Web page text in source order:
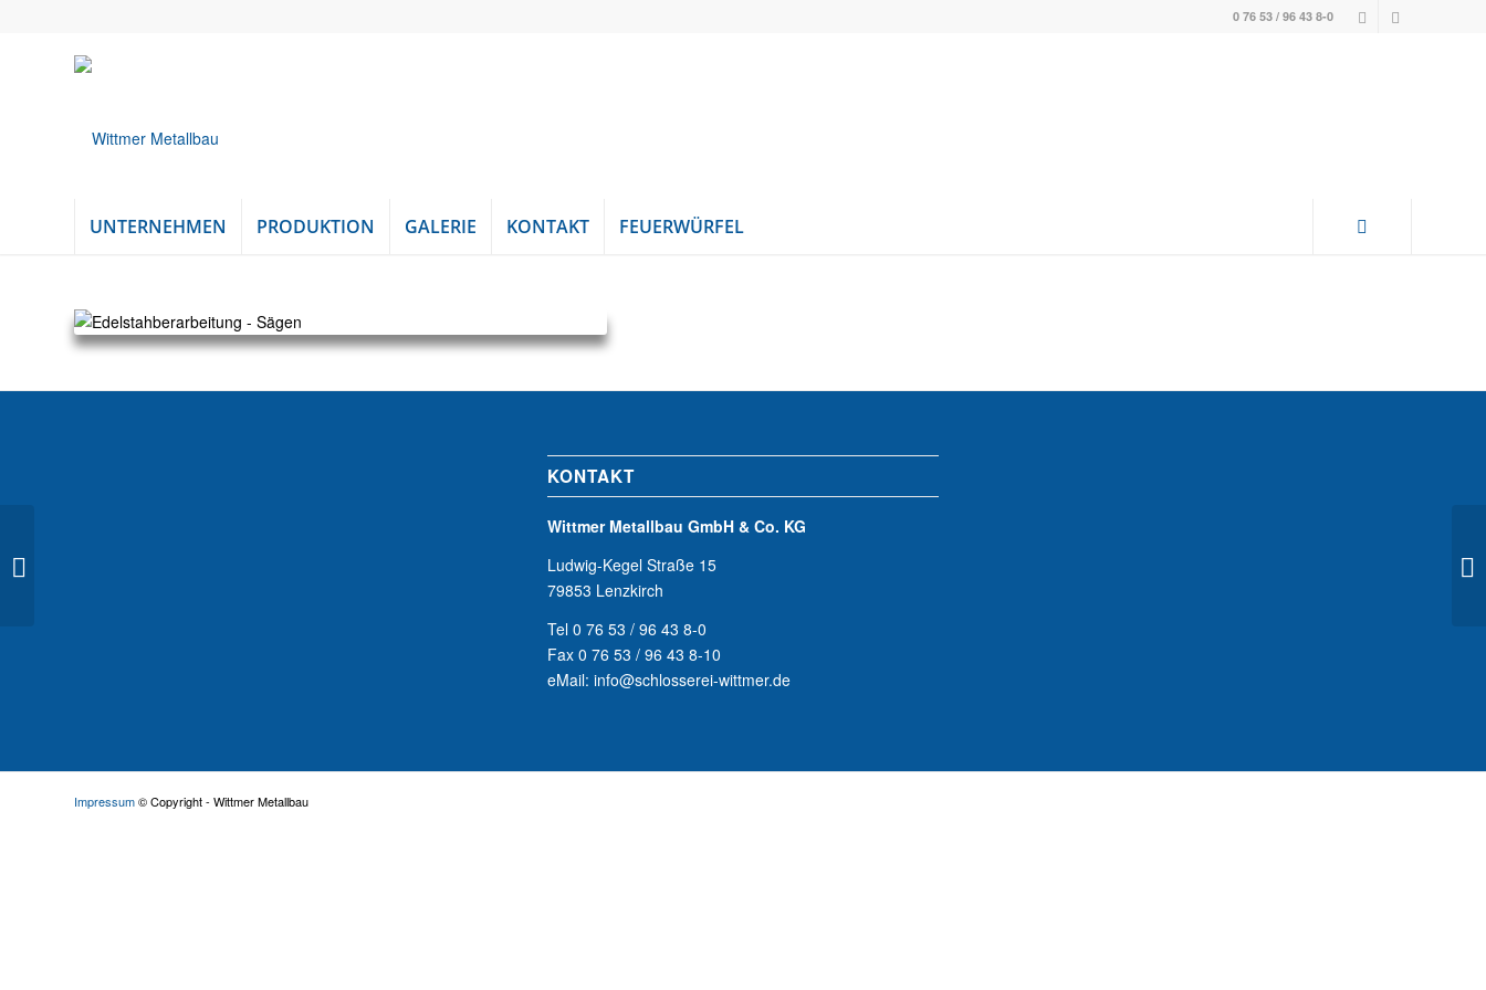
0 76 53 / 96 43 8-0
UNTERNEHMEN PRODUKTION GALERIE KONTAKT FEUERWÜRFEL
KONTAKT
Wittmer Metallbau GmbH & Co. KG
Ludwig-Kegel Straße 15
79853 Lenzkirch
Tel 0 76 53 / 96 43 8-0
Fax 0 76 53 / 96 43 8-10
eMail: info@schlosserei-wittmer.de
Impressum© Copyright - Wittmer Metallbau